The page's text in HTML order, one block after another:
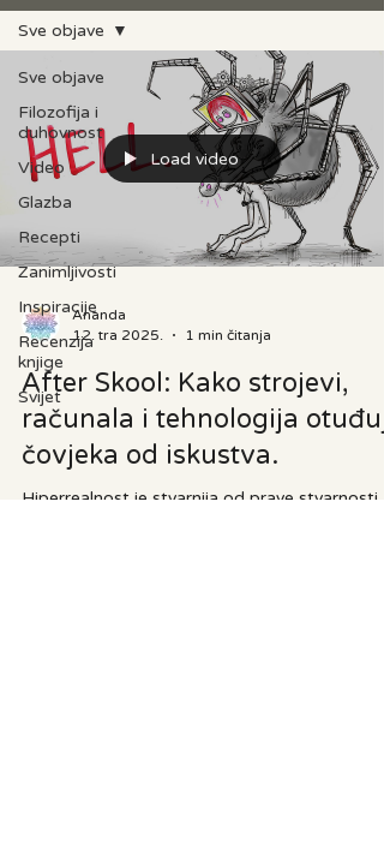
Sve objave
Filozofija i
duhovnost
Video
Glazba
Recepti
Zanimljivosti
Inspiracije
Recenzija
knjige
Svijet
Sve objave
Load video
Ananda
12. tra 2025.
1 min čitanja
After Skool: Kako strojevi,
računala i tehnologija
čovjeka od iskustva.
Hiperrealnost je stvarnija od prave stvarnosti.